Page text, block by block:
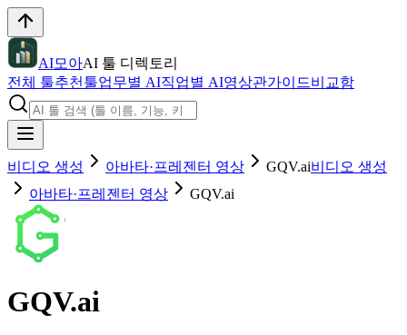
AI모아AI 툴 디렉토리
전체 툴추천툴업무별 AI직업별 AI영상관가이드비교함
비디오 생성 아바타·프레젠터 영상 GQV.ai비디오 생성
아바타·프레젠터 영상
GQV.ai
GQV.ai